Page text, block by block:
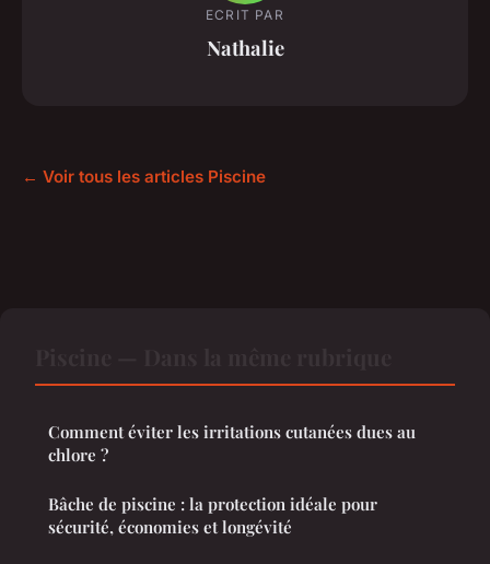
ECRIT PAR
Nathalie
← Voir tous les articles Piscine
Comment éviter les irritations cutanées dues au
chlore ?
Bâche de piscine : la protection idéale pour
sécurité, économies et longévité